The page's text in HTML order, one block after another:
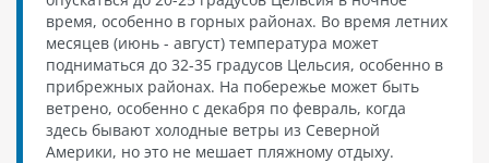
время, особенно в горных районах. Во время летних
месяцев (июнь - август) температура может
подниматься до 32-35 градусов Цельсия, особенно в
прибрежных районах. На побережье может быть
ветрено, особенно с декабря по февраль, когда
здесь бывают холодные ветры из Северной
Америки, но это не мешает пляжному отдыху.